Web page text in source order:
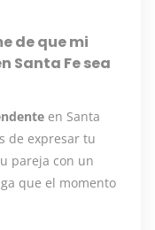
de que mi
Santa Fe sea
en Santa
de expresar tu
pareja con un
que el momento